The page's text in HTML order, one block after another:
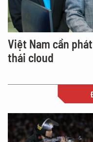
Việt Nam cần
thái cloud